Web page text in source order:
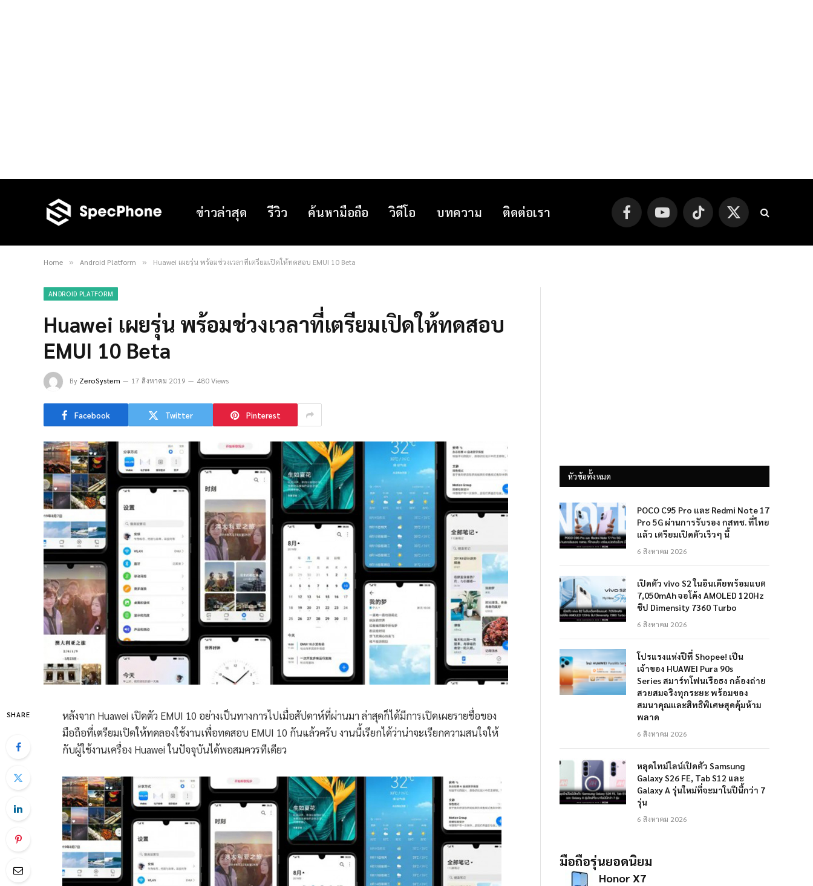
ข่าวล่าสุด รีวิว ค้นหามือถือ วิดีโอ บทความ ติดต่อเรา FacebookYouTube TikTok
X
(Twitter)
Home » Android Platform » Huawei เผยรุ่น พร้อมช่วงเวลาที่เตรียมเปิดให้ทดสอบ EMUI 10 Beta
ANDROID PLATFORM
Huawei เผยรุ่น พร้อมช่วงเวลาที่เตรียมเปิดให้ทดสอบ
EMUI 10 Beta
By ZeroSystem 17 สิงหาคม 2019 480 Views
Facebook Twitter Pinterest
SHARE
หลังจาก Huawei เปิดตัว EMUI 10 อย่างเป็นทางการไปเมื่อสัปดาห์ที่ผ่านมา ล่าสุดก็ได้มีการเปิดเผยรายชื่อของ
มือถือที่เตรียมเปิดให้ทดลองใช้งานเพื่อทดสอบ EMUI 10 กันแล้วครับ งานนี้เรียกได้ว่าน่าจะเรียกความสนใจให้
กับผู้ใช้งานเครื่อง Huawei ในปัจจุบันได้พอสมควรทีเดียว
หัวข้อทั้งหมด
POCO C95 Pro และ Redmi Note 17
Pro 5G ผ่านการรับรอง กสทช. ที่ไทย
แล้ว เตรียมเปิดตัวเร็วๆ นี้
6 สิงหาคม 2026
เปิดตัว vivo S2 ในอินเดียพร้อมแบต
7,050mAh จอโค้ง AMOLED 120Hz
ชิป Dimensity 7360 Turbo
6 สิงหาคม 2026
โปรแรงแห่งปีที่ Shopee! เป็น
เจ้าของ HUAWEI Pura 90s
Series สมาร์ทโฟนเรือธง กล้องถ่าย
สวยสมจริงทุกระยะ พร้อมของ
สมนาคุณและสิทธิพิเศษสุดคุ้มห้าม
พลาด
6 สิงหาคม 2026
หลุดไทม์ไลน์เปิดตัว Samsung
Galaxy S26 FE, Tab S12 และ
Galaxy A รุ่นใหม่ที่จะมาในปีนี้กว่า 7
รุ่น
6 สิงหาคม 2026
มือถือรุ่นยอดนิยม
Honor X7